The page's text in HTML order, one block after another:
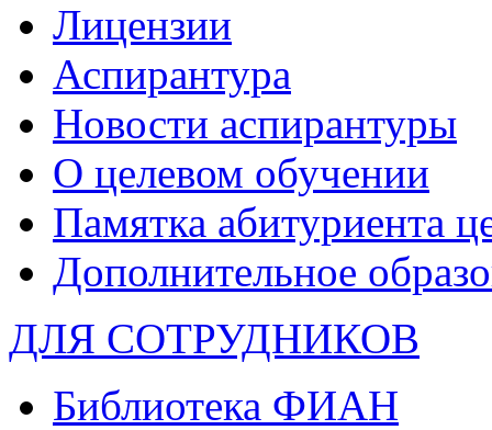
Лицензии
Аспирантура
Новости аспирантуры
О целевом обучении
Памятка абитуриента
Дополнительное
ДЛЯ СОТРУДНИКОВ
Библиотека ФИАН